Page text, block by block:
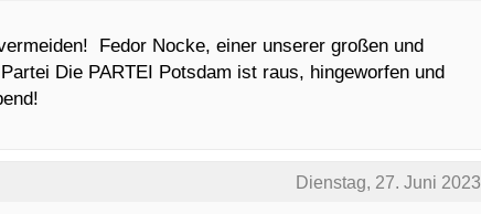
Fedor Nocke, einer unserer großen und
Die PARTEI Potsdam ist raus, hingeworfen und
Dienstag, 27. Juni 2023